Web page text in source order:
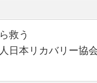
救う
日本リカバリー協